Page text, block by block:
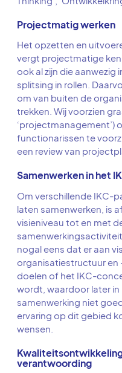
Projectmatig werken
Het opzetten en
vergt projectmatige
ook al zijn die aanwezig
splitsing in rollen.
om van buiten de
trekken. Wij voorzien
‘projectmanagement’)
functionarissen te
een review van
Samenwerken in het
Om verschillende IKC-
laten samenwerken, is
visieniveau tot en met
nogal eens dat er aan
organisatiestructuur en
doelen of het IKC-
wordt, waardoor later
samenwerking niet
ervaring op dit gebied
wensen.
verantwoording